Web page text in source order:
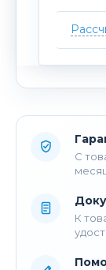
С
К